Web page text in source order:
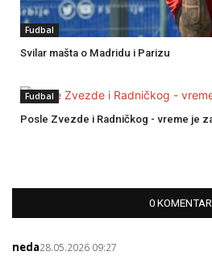
Fudbal
Svilar mašta o Madridu i Parizu
Fudbal
Posle Zvezde i Radničkog - vreme je
0 KOMENTAR
neda28.05.2026 09:27